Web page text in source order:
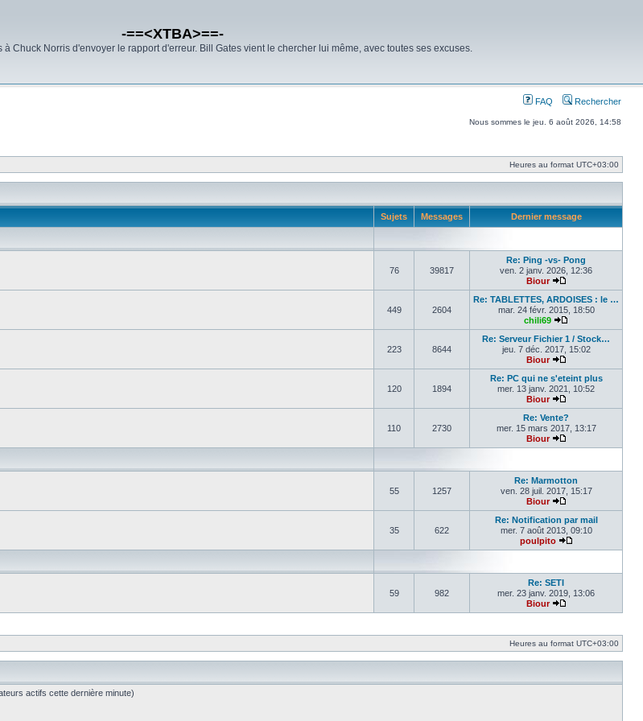
-==<XTBA>==-
Chuck Norris d'envoyer le rapport d'erreur. Bill Gates vient le chercher lui même, avec toutes ses excuses.
FAQ Rechercher
Nous sommes le jeu. 6 août 2026, 14:58
Heures au format UTC+03:00
Sujets Messages Dernier message
76 39817
Re: Ping -vs- Pong
ven. 2 janv. 2026, 12:36
Biour
Voir le dernier
449 2604
Re: TABLETTES, ARDOISES : le …
mar. 24 févr. 2015, 18:50
chili69
Voir le dernier
223 8644
Re: Serveur Fichier 1 / Stock…
jeu. 7 déc. 2017, 15:02
Biour
Voir le dernier
120 1894
Re: PC qui ne s'eteint plus
mer. 13 janv. 2021, 10:52
Biour
Voir le dernier
110 2730
Re: Vente?
mer. 15 mars 2017, 13:17
Biour
Voir le dernier
55 1257
Re: Marmotton
ven. 28 juil. 2017, 15:17
Biour
Voir le dernier
35 622
Re: Notification par mail
mer. 7 août 2013, 09:10
poulpito
Voir le dernier
59 982
Re: SETI
mer. 23 janv. 2019, 13:06
Biour
Voir le dernier
Heures au format UTC+03:00
actifs cette dernière minute)